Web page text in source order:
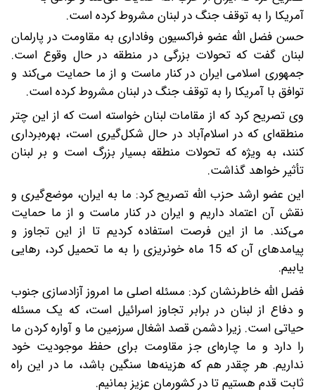
آمریکا را به توقف جنگ در لبنان مشروط کرده است.
حسن فضل الله عضو فراکسیون وفاداری به مقاومت در پارلمان
لبنان گفت که تحولات بزرگی در منطقه در حال وقوع است.
جمهوری اسلامی ایران در کنار ماست و از ما حمایت می‌کند و
توافق با آمریکا را به توقف جنگ در لبنان مشروط کرده است.
وی تصریح کرد که از مقامات لبنان خواسته‌ است که از این چتر
منطقه‌ای که در اسلام‌آباد در حال شکل‌گیری است، بهره‌برداری
کنند، به ویژه که تحولات منطقه بسیار بزرگ است و بر لبنان
تأثیر خواهد گذاشت.
این عضو ارشد حزب الله تصریح کرد: ما به ایران، موضع‌گیری و
نقش آن اعتماد داریم و ایران در کنار ماست و از ما حمایت
می‌کند. ما از این فرصت استفاده کردیم تا از این تجاوز و
پیامدهای آن که 15 ماه خونریزی را به ما تحمیل کرد، رهایی
یابیم.
فضل الله خاطرنشان کرد: مسئله اصلی ما امروز آزادسازی جنوب
و دفاع از لبنان در برابر تجاوز اسرائیل است، که یک مسئله
حیاتی است. زیرا دشمن قصد اشغال سرزمین ما و آواره کردن ما
را دارد و ما چاره‌ای جز مقاومت برای حفظ موجودیت خود
نداریم. هر چقدر هم که هزینه‌ها سنگین باشد، ما در این راه
ثابت قدم هستیم تا در کشورمان عزیز بمانیم.